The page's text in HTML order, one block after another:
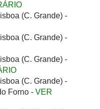
(C. Grande) -
(C. Grande) -
(C. Grande) -
(C. Grande) -
Forno - VER